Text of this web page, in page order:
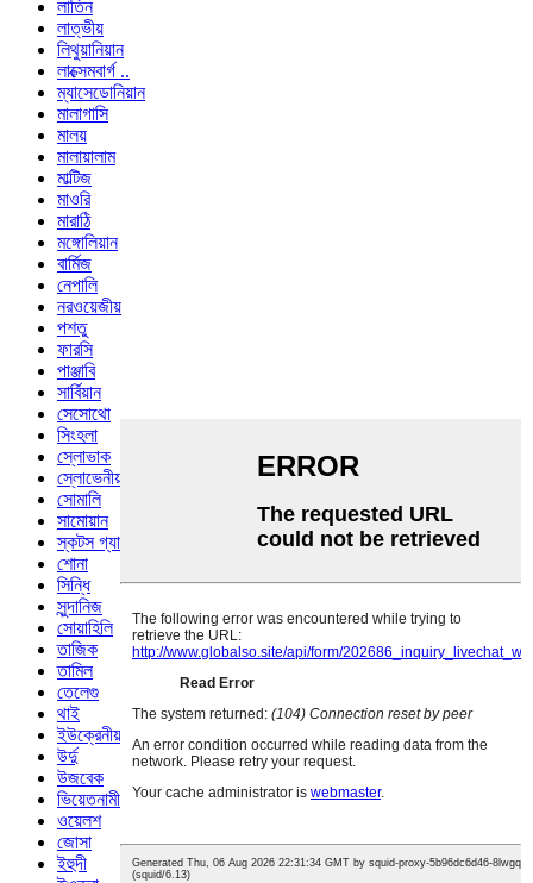
লাতিন
লাত্ভীয়
লিথুয়ানিয়ান
লাক্সেমবার্গ ..
ম্যাসেডোনিয়ান
মালাগাসি
মালয়
মালায়ালাম
মাল্টিজ
মাওরি
মারাঠি
মঙ্গোলিয়ান
বার্মিজ
নেপালি
নরওয়েজীয়
পশতু
ফারসি
পাঞ্জাবি
সার্বিয়ান
সেসোথো
সিংহলা
স্লোভাক
স্লোভেনীয়
সোমালি
সামোয়ান
স্কটস গ্যালিক
শোনা
সিন্ধি
সুন্দানিজ
সোয়াহিলি
তাজিক
তামিল
তেলেগু
থাই
ইউক্রেনীয়
উর্দু
উজবেক
ভিয়েতনামী
ওয়েলশ
জোসা
ইহুদী